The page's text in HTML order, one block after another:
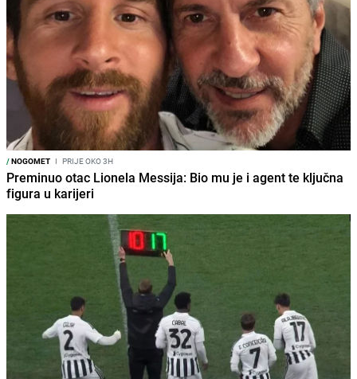
/NOGOMET I PRIJE OKO 3H
Preminuo otac Lionela Messija: Bio mu je i agent te ključna
figura u karijeri